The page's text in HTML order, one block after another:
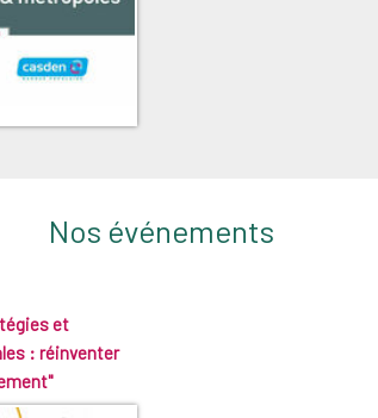
Nos événements
et
: réinventer